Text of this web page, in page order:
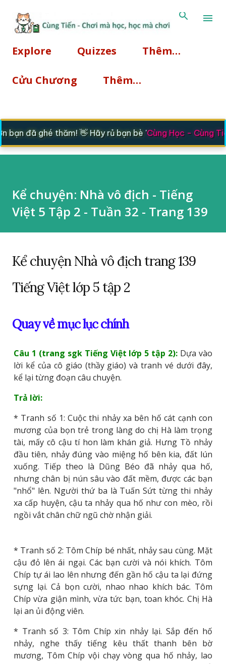
Chuyển đến nội dung chính
Explore Quizzes Thêm…
Cửu Chương Thêm…
bạn đã ghé thăm! 👋 Hãy rủ bạn bè 'Cùng Học - Cùng
Kể chuyện: Nhà vô địch - Tiếng
Việt 5 Tập 2 - Tuần 32 - Trang 139
Kể chuyện Nhà vô địch trang 139
Tiếng Việt lớp 5 tập 2
Quay về mục lục chính
Câu 1 (trang sgk Tiếng Việt lớp 5 tập 2): Dựa vào
lời kể của cô giáo (thầy giáo) và tranh vé dưới đây,
kể lại từng đoạn câu chuyện.
Trả lời:
* Tranh số 1: Cuộc thi nhảy xa bên hố cát cạnh con
mương của bọn trẻ trong làng do chị Hà làm trọng
tài, mấy cô cậu tí hon làm khán giả. Hưng Tồ nhảy
đầu tiên, nhảy đúng vào miệng hố bên kia, đất lún
xuống. Tiếp theo là Dũng Béo đã nhảy qua hố,
nhưng chân bị nún sâu vào đất mềm, được các bạn
"nhổ" lên. Người thứ ba là Tuấn Sứt từng thi nhảy
xa cấp huyện, cậu ta nhảy qua hố như con mèo, rồi
ngồi vắt chân chữ ngũ chờ nhận giải.
* Tranh số 2: Tôm Chíp bé nhất, nhảy sau cùng. Mặt
cậu đỏ lên ái ngại. Các bạn cười và nói khích. Tôm
Chíp tự ái lao lên nhưng đến gần hố cậu ta lại đứng
sựng lại. Cả bọn cười, nhao nhao khích bác. Tôm
Chíp vừa giận mình, vừa tức bạn, toan khóc. Chị Hà
lại an ủi động viên.
* Tranh số 3: Tôm Chíp xin nhảy lại. Sắp đến hố
nhảy, nghe thấy tiếng kêu thất thanh bên bờ
mương, Tôm Chíp vội chạy vòng qua hố nhảy, lao